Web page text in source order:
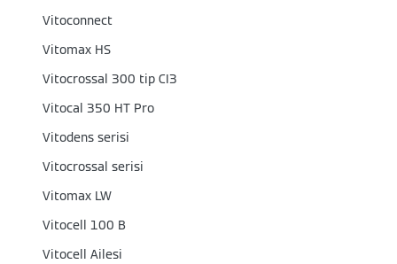
Vitoconnect
Vitomax HS
Vitocrossal 300 tip CI3
Vitocal 350 HT Pro
Vitodens serisi
Vitocrossal serisi
Vitomax LW
Vitocell 100 B
Vitocell Ailesi